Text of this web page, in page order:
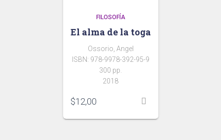
FILOSOFÍA
El alma de la toga
Ossorio, Angel
ISBN: 978-9978-392-95-9
300 pp.
2018
$12,00